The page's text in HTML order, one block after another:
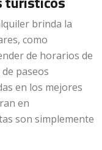
brinda la
como
de horarios de
paseos
en los mejores
en
son simplemente